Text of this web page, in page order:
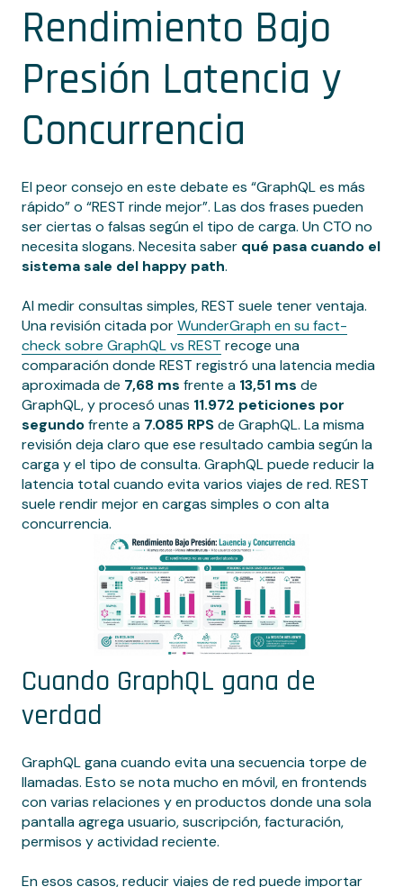
Rendimiento Bajo
Presión Latencia y
Concurrencia
El peor consejo en este debate es “GraphQL es más
rápido” o “REST rinde mejor”. Las dos frases pueden
ser ciertas o falsas según el tipo de carga. Un CTO no
necesita slogans. Necesita saber qué pasa cuando el
sistema sale del happy path.
Al medir consultas simples, REST suele tener ventaja.
Una revisión citada porWunderGraph en su fact-
check sobre GraphQL vs REST recoge una
comparación donde REST registró una latencia media
aproximada de 7,68 ms frente a 13,51 ms de
GraphQL, y procesó unas 11.972 peticiones por
segundofrente a 7.085 RPSde GraphQL. La misma
revisión deja claro que ese resultado cambia según la
carga y el tipo de consulta. GraphQL puede reducir la
latencia total cuando evita varios viajes de red. REST
suele rendir mejor en cargas simples o con alta
concurrencia.
Cuando GraphQL gana de
verdad
GraphQL gana cuando evita una secuencia torpe de
llamadas. Esto se nota mucho en móvil, en frontends
con varias relaciones y en productos donde una sola
pantalla agrega usuario, suscripción, facturación,
permisos y actividad reciente.
En esos casos, reducir viajes de red puede importar